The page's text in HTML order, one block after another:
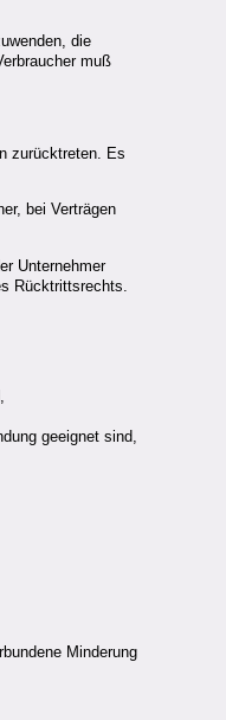
die
muß
zurücktreten. Es
bei Verträgen
Unternehmer
Rücktrittsrechts.
geeignet sind,
Minderung